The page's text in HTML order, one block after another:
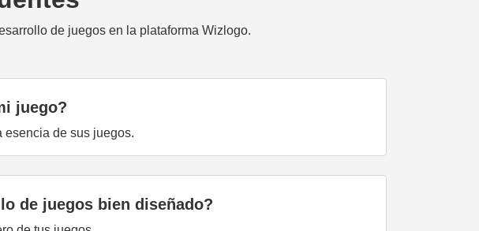
de juegos en la plataforma Wizlogo.
juego?
esencia de sus juegos.
de juegos bien diseñado?